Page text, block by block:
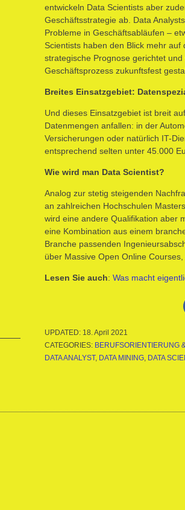
entwickeln Data Scientists aber
Geschäftsstrategie ab. Data
Probleme in Geschäftsabläufen –
Scientists haben den Blick mehr auf
strategische Prognose gerichtet
Geschäftsprozess zukunftsfest
Breites Einsatzgebiet:
Und dieses Einsatzgebiet ist breit
Datenmengen anfallen: in der
Versicherungen oder natürlich IT-
entsprechend selten unter 45.000
Wie wird man Data Scientist?
Analog zur stetig steigenden
an zahlreichen Hochschulen
wird eine andere Qualifikation aber
eine Kombination aus einem
Branche passenden
über Massive Open Online
Lesen Sie auch: Was macht
UPDATED: 18. April 2021
CATEGORIES: BERUFSORIENTIERUNG
DATA ANALYST, DATA MINING DATA